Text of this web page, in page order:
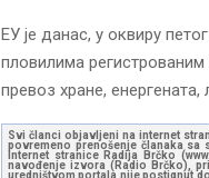
ЕУ је данас, у оквиру
пловилима регистрованим
превоз хране,
Svi članci objavljeni na internet
povremeno prenošenje članaka
Internet stranice Radija Brčko
navođenje izvora (Radio Brčko),
uredništvom portala nije postignut